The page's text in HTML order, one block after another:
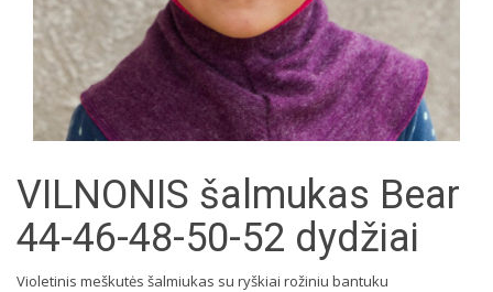
VILNONIS šalmukas Bear
44-46-48-50-52 dydžiai
Violetinis meškutės šalmiukas su ryškiai rožiniu bantuku